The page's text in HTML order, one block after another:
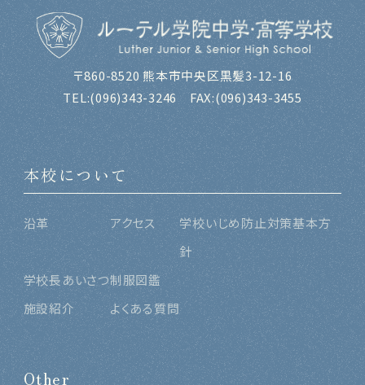
〒860-8520 熊本市中央区黒髪3-12-16
TEL:(096)343-3246FAX:(096)343-3455
本校について
沿革
学校長あいさつ
施設紹介
アクセス
制服図鑑
よくある質問
学校いじめ防止対策基本方
針
Other